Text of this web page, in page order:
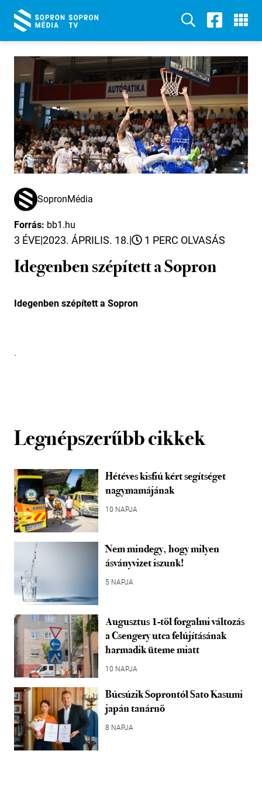
SopronMédia
Forrás: bb1.hu
3 ÉVE|2023. ÁPRILIS. 18.| 1 PERC OLVASÁS
Idegenben szépített a Sopron
Idegenben szépített a Sopron
.
Legnépszerűbb cikkek
Hétéves kisfiú kért segítséget
nagymamájának
10 NAPJA
Nem mindegy, hogy milyen
ásványvizet iszunk!
5 NAPJA
Augusztus 1-től forgalmi változás
a Csengery utca felújításának
harmadik üteme miatt
10 NAPJA
Búcsúzik Soprontól Sato Kasumi
japán tanárnő
8 NAPJA